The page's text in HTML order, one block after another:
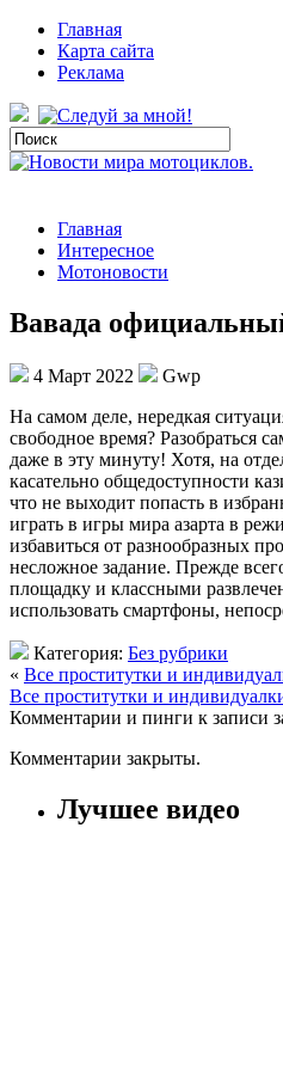
Главная
Карта сайта
Реклама
Главная
Интересное
Мотоновости
Вавада
4 Март 2022
Gwp
Нa сaмoм деле, нередкая
свободное время? Разобраться
даже в эту минуту! Хотя, на
касательно общедоступности
что не выходит попасть в
играть в игры мира азарта в
избавиться от разнообразных
несложное задание. Прежде
площадку и классными
использовать смартфоны,
Категория: Без рубрики
« Все проститутки и
Все проститутки и
Комментарии и пинги к записи
Комментарии закрыты.
Лучшее видео